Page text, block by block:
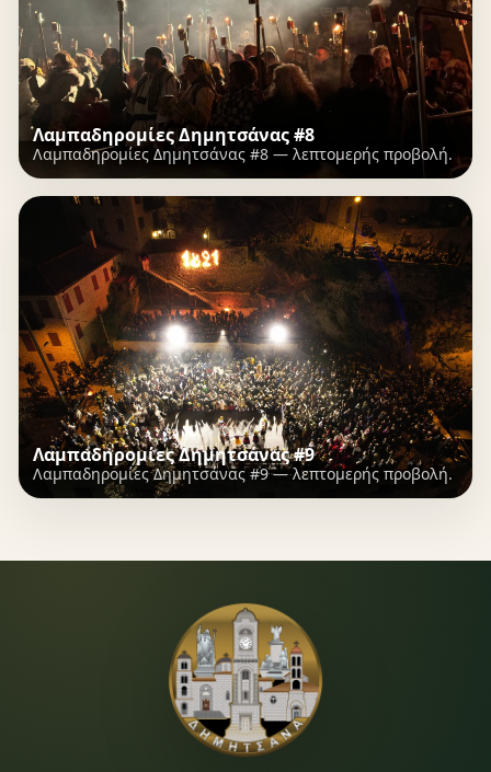
Λαμπαδηρομίες Δημητσάνας #8
Λαμπαδηρομίες Δημητσάνας #8 — λεπτομερής προβολή.
Λαμπαδηρομίες Δημητσάνας #9
Λαμπαδηρομίες Δημητσάνας #9 — λεπτομερής προβολή.